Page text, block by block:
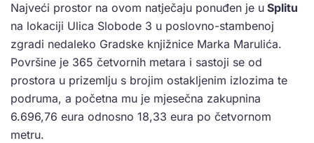
Najveći prostor na ovom natječaju ponuđen je u Splitu
na lokaciji Ulica Slobode 3 u poslovno-stambenoj
zgradi nedaleko Gradske knjižnice Marka Marulića.
Površine je 365 četvornih metara i sastoji se od
prostora u prizemlju s brojim ostakljenim izlozima te
podruma, a početna mu je mjesečna zakupnina
6.696,76 eura odnosno 18,33 eura po četvornom
metru.